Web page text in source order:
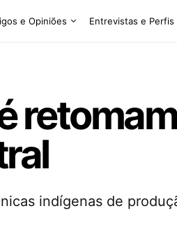
e Opiniões Entrevistas e Perfis
indígenas de